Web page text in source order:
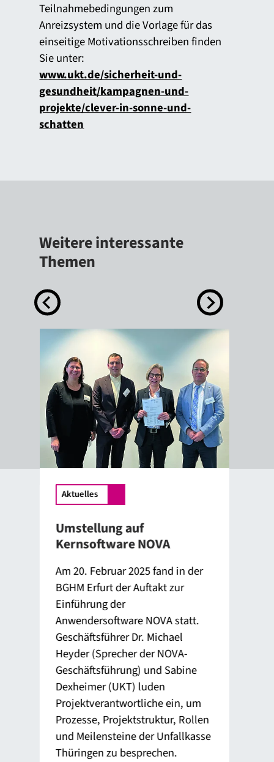
Teilnahmebedingungen zum
Anreizsystem und die Vorlage für das
einseitige Motivationsschreiben finden
Sie unter:
www.ukt.de/sicherheit-und-
gesundheit/kampagnen-und-
projekte/clever-in-sonne-und-
schatten
Weitere interessante
Themen
Aktuelles
Umstellung auf
Kernsoftware NOVA
Am 20. Februar 2025 fand in der
BGHM Erfurt der Auftakt zur
Einführung der
Anwendersoftware NOVA statt.
Geschäftsführer Dr. Michael
Heyder (Sprecher der NOVA-
Geschäftsführung) und Sabine
Dexheimer (UKT) luden
Projektverantwortliche ein, um
Prozesse, Projektstruktur, Rollen
und Meilensteine der Unfallkasse
Thüringen zu besprechen.